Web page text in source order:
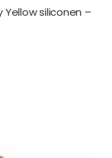
siliconen –